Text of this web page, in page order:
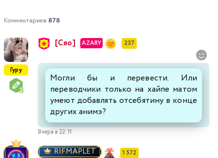
Комментариев 878
Гуру
[Сяо] AZARY 237
Могли бы и перевести. Или
переводчики только на хайпе матом
умеют добавлять отсебятину в конце
других анимэ?
Вчера в 22:11
RIFMAPLET 1 572